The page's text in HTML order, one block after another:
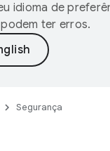
idioma de
ter erros.
Segurança